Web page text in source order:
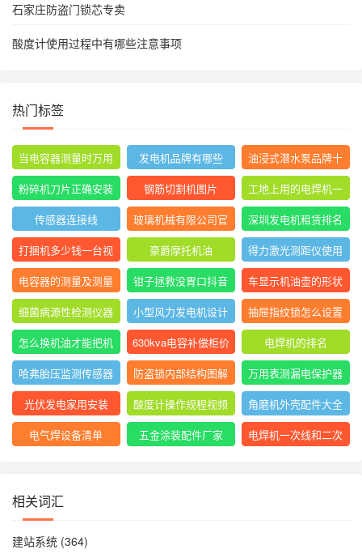
石家庄防盗门锁芯专卖
酸度计使用过程中有哪些注意事项
热门标签
当电容器测量时万用
表指针摆动后停止不
动
发电机品牌有哪些
油浸式潜水泵品牌十
大排名
粉碎机刀片正确安装
方法图
钢筋切割机图片
工地上用的电焊机一
般是直流还是交流
传感器连接线
玻璃机械有限公司官
网
深圳发电机租赁排名
前十
打捆机多少钱一台视
频
豪爵摩托机油
得力激光测距仪使用
方法
电容器的测量及测量
结果怎么写
钳子拯救没胃口抖音
车显示机油壶的形状
是什么意思
细菌病源性检测仪器
是什么
小型风力发电机设计
与制作
抽屉指纹锁怎么设置
指纹
怎么换机油才能把机
油放干净
630kva电容补偿柜价
格
电焊机的排名
哈弗胎压监测传感器
防盗锁内部结构图解
图片
万用表测漏电保护器
短路怎么回事
光伏发电家用安装 酸度计操作规程视频
角磨机外壳配件大全
电气焊设备清单
五金涂装配件厂家
电焊机一次线和二次
相关词汇
建站系统 (364)